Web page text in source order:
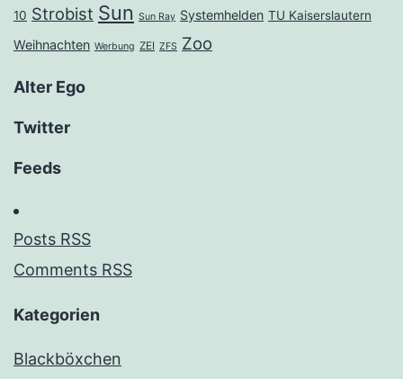
10 Strobist Sun Sun Ray Systemhelden TU Kaiserslautern
Weihnachten Werbung ZEI ZFS Zoo
Alter Ego
Twitter
Feeds
Posts RSS
Comments RSS
Kategorien
Blackböxchen